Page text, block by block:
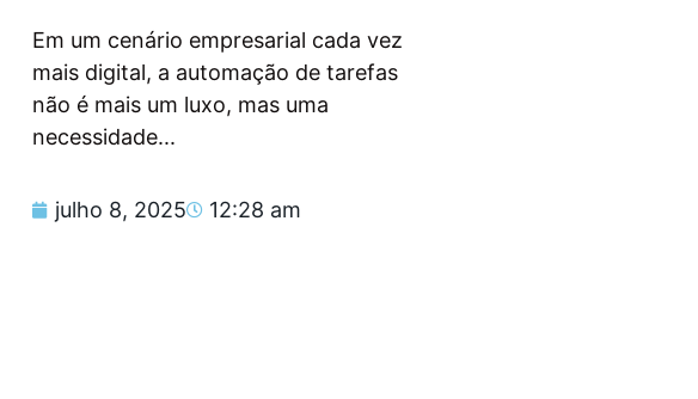
Em um cenário empresarial cada vez
mais digital, a automação de tarefas
não é mais um luxo, mas uma
necessidade...
julho 8, 2025 12:28 am